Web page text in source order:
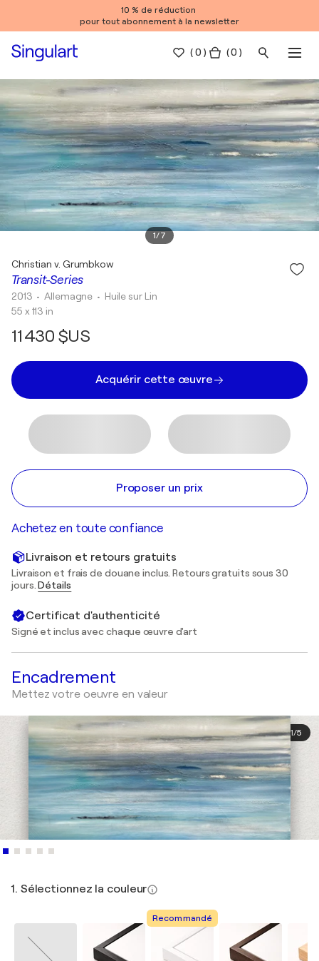
10 % de réduction
pour tout abonnement à la newsletter
(0 ) ( 0 )
1/7
Transit-Series
Christian v. Grumbkow
2013 • Allemagne • Huile sur Lin
55 x 113 in
11 430 $US
Acquérir cette œuvre
Proposer un prix
Achetez en toute confiance
Livraison et retours gratuits
Livraison et frais de douane inclus. Retours gratuits sous 30
jours.Détails
Certificat d'authenticité
Signé et inclus avec chaque œuvre d'art
Encadrement
Mettez votre oeuvre en valeur
1/5
1. Sélectionnez la couleur
Recommandé